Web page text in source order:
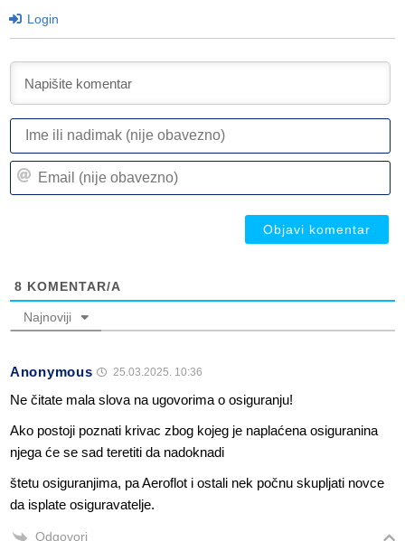
Login
8 KOMENTAR/A
Najnoviji
Anonymous 25.03.2025. 10:36
Ne čitate mala slova na ugovorima o osiguranju!
Ako postoji poznati krivac zbog kojeg je naplaćena osiguranina
njega će se sad teretiti da nadoknadi
štetu osiguranjima, pa Aeroflot i ostali nek počnu skupljati novce
da isplate osiguravatelje.
Odgovori